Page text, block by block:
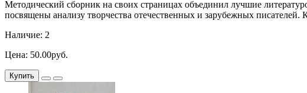
Методический сборник на своих страницах объединил лучшие
посвящены анализу творчества отечественных и зарубежных писателей.
Наличие: 2
Цена: 50.00руб.
Купить